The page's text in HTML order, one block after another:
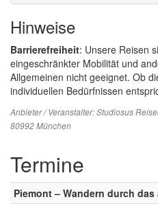
Hinweise
Barrierefreiheit: Unsere Reisen
eingeschränkter Mobilität und
Allgemeinen nicht geeignet. Ob
individuellen Bedürfnissen
Anbieter / Veranstalter:Studiosus
80992 München
Termine
Piemont – Wandern durch das